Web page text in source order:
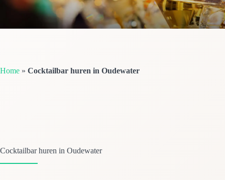
Home » Cocktailbar huren in Oudewater
Cocktailbar huren in Oudewater